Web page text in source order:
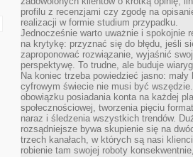
profilu z recenzjami czy zgodę na
realizacji w formie studium przypadku.
Jednocześnie warto uważnie i spokojnie
na krytykę: przyznać się do błędu, jeśli
zaproponować rozwiązanie, wyjaśnić
perspektywę. To trudne, ale buduje
Na koniec trzeba powiedzieć jasno: mały
cyfrowym świecie nie musi być
obowiązku posiadania konta na każdej
społecznościowej, tworzenia pięciu
naraz i śledzenia wszystkich trendów.
rozsądniejsze bywa skupienie się na
trzech kanałach, w których są nasi
robienie tam swojej roboty